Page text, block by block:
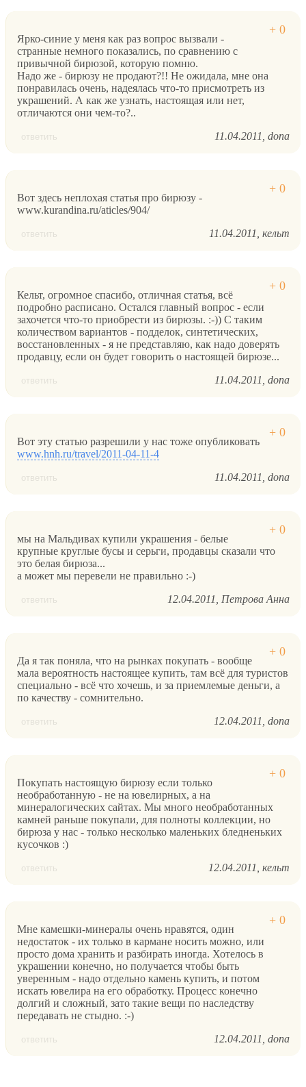
Ярко-синие у меня как раз вопрос вызвали -
странные немного показались, по сравнению с
привычной бирюзой, которую помню.
Надо же - бирюзу не продают?!! Не ожидала, мне она
понравилась очень, надеялась что-то присмотреть из
украшений. А как же узнать, настоящая или нет,
отличаются они чем-то?..
ответить 11.04.2011 dona
Вот здесь неплохая статья про бирюзу -
www.kurandina.ru/aticles/904/
ответить 11.04.2011 кельт
Кельт, огромное спасибо, отличная статья, всё
подробно расписано. Остался главный вопрос - если
захочется что-то приобрести из бирюзы. :-)) С таким
количеством вариантов - подделок, синтетических,
восстановленных - я не представляю, как надо доверять
продавцу, если он будет говорить о настоящей бирюзе...
ответить 11.04.2011 dona
Вот эту статью разрешили у нас тоже опубликовать
www.hnh.ru/travel/2011-04-11-4
ответить 11.04.2011 dona
мы на Мальдивах купили украшения - белые
крупные круглые бусы и серьги, продавцы сказали что
это белая бирюза...
а может мы перевели не правильно :-)
ответить 12.04.2011 Петрова Анна
Да я так поняла, что на рынках покупать - вообще
мала вероятность настоящее купить, там всё для туристов
специально - всё что хочешь, и за приемлемые деньги, а
по качеству - сомнительно.
ответить 12.04.2011 dona
Покупать настоящую бирюзу если только
необработанную - не на ювелирных, а на
минералогических сайтах. Мы много необработанных
камней раньше покупали, для полноты коллекции, но
бирюза у нас - только несколько маленьких бледненьких
кусочков :)
ответить 12.04.2011 кельт
Мне камешки-минералы очень нравятся, один
недостаток - их только в кармане носить можно, или
просто дома хранить и разбирать иногда. Хотелось в
украшении конечно, но получается чтобы быть
уверенным - надо отдельно камень купить, и потом
искать ювелира на его обработку. Процесс конечно
долгий и сложный, зато такие вещи по наследству
передавать не стыдно. :-)
ответить 12.04.2011 dona